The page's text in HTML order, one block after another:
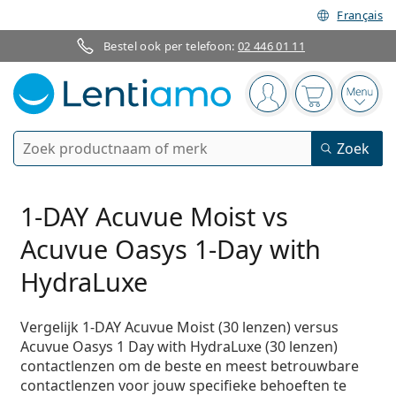
Français
Bestel ook per telefoon:02 446 01 11
Navigatie
Je bent ingelogd
Jouw
Zoek
Zoek
Bestaande klant?
Contactlenzen
Soort lens
Daglenzen
Weeklenzen
Tweeweeklenzen
Type lens
Sferische en asferische
Torische voor astigmatisme
Merk
Acuvue
Accessoires
Lenzenvloeistoffen
Multifunctioneel
Peroxide
Op inhoud
50 - 120 ml
Voordeel
Brillen
Op type
Vrouwen Mannen Kinderen
Speciale aanbiedingen
Zonnebrillen
1-DAY Acuvue Moist vs
Acuvue Oasys 1-Day with
HydraLuxe
Vergelijk 1-DAY Acuvue Moist (30 lenzen) versus
Acuvue Oasys 1 Day with HydraLuxe (30 lenzen)
contactlenzen om de beste en meest betrouwbare
contactlenzen voor jouw specifieke behoeften te